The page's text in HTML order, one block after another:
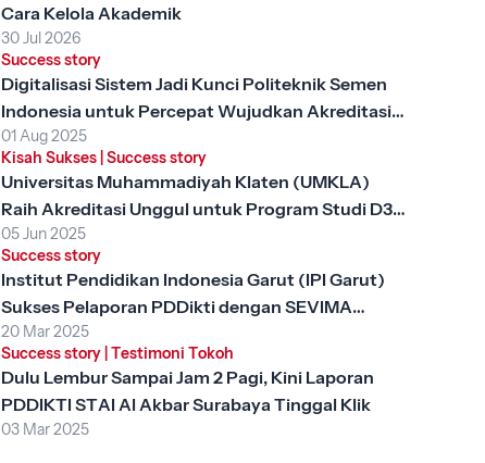
Cara Kelola Akademik
30 Jul 2026
Success story
Digitalisasi Sistem Jadi Kunci Politeknik Semen
Indonesia untuk Percepat Wujudkan Akreditasi
Unggul
01 Aug 2025
Kisah Sukses| Success story
Universitas Muhammadiyah Klaten (UMKLA)
Raih Akreditasi Unggul untuk Program Studi D3
Keperawatan dengan SEVIMA Platform
05 Jun 2025
Success story
Institut Pendidikan Indonesia Garut (IPI Garut)
Sukses Pelaporan PDDikti dengan SEVIMA
Platform
20 Mar 2025
Success story| Testimoni Tokoh
Dulu Lembur Sampai Jam 2 Pagi, Kini Laporan
PDDIKTI STAI Al Akbar Surabaya Tinggal Klik
03 Mar 2025